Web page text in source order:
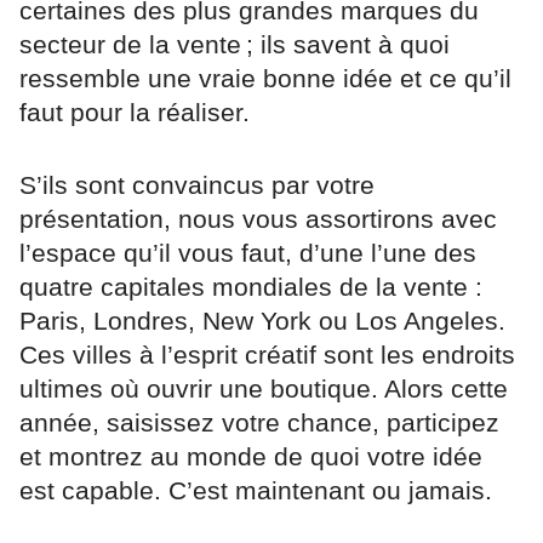
certaines des plus grandes marques du
secteur de la vente ; ils savent à quoi
ressemble une vraie bonne idée et ce qu’il
faut pour la réaliser.
S’ils sont convaincus par votre
présentation, nous vous assortirons avec
l’espace qu’il vous faut, d’une l’une des
quatre capitales mondiales de la vente :
Paris, Londres, New York ou Los Angeles.
Ces villes à l’esprit créatif sont les endroits
ultimes où ouvrir une boutique. Alors cette
année, saisissez votre chance, participez
et montrez au monde de quoi votre idée
est capable. C’est maintenant ou jamais.